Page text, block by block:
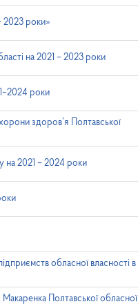
2023 роки»
на 2021 – 2023 роки
роки
здоров’я Полтавської
на 2021 – 2024 роки
обласної власності в
Полтавської обласної